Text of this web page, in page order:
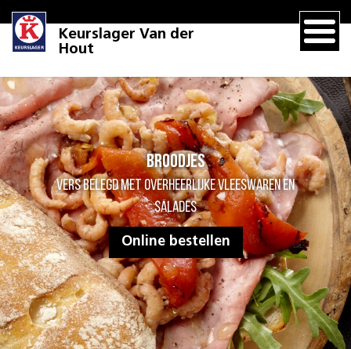
Keurslager Van der
Hout
Broodjes
Vers belegd met overheerlijke vleeswaren en
salades
Online bestellen